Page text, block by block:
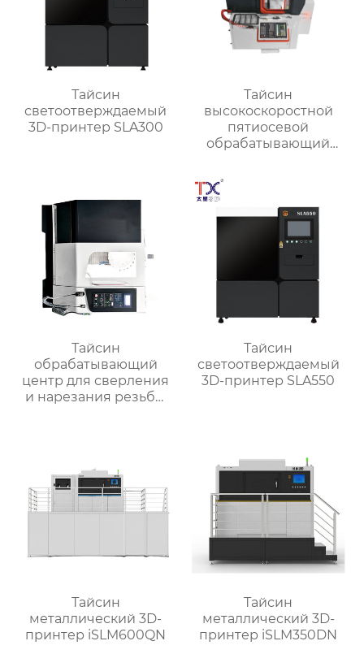
Тайсин
светоотверждаемый
3D-принтер SLA300
Тайсин
высокоскоростной
пятиосевой
обрабатывающий
Тайсин
обрабатывающий
центр для сверления
и нарезания резьбы
Тайсин
светоотверждаемый
3D-принтер SLA550
Тайсин
металлический 3D-
принтер iSLM600QN
Тайсин
металлический 3D-
принтер iSLM350DN